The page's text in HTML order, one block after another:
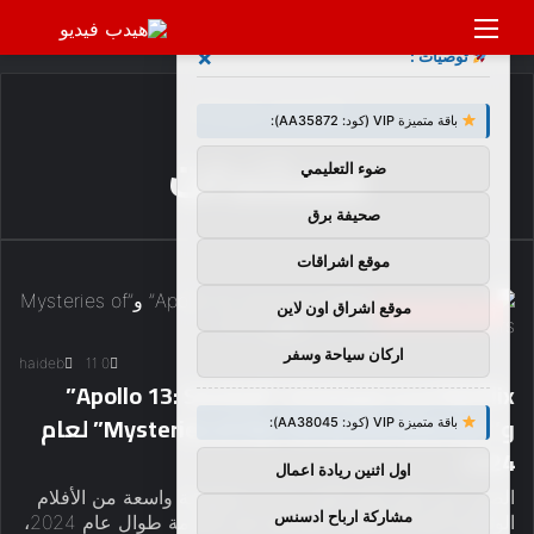
القائمة
عن
الرئيسية
مستندات
اخبار منصات الأفلام
haideb 0
Netflix تحدد مستندات “Apollo 13: Survival”
و”Mysteries of the Terracotta Warriors” لعام
2024
الصور عبر صور غيتي لدى Netflix مجموعة واسعة من الأفلام
الوثائقية الجديدة المقرر إصدارها على الخدمة طوال عام 2024،
توصيات : ×
باقة متميزة VIP (كود: AA35872):
ضوء التعليمي
صحيفة برق
موقع اشراقات
موقع اشراق اون لاين
اركان سياحة وسفر
باقة متميزة VIP (كود: AA38045):
اول اثنين ريادة اعمال
مشاركة ارباح ادسنس